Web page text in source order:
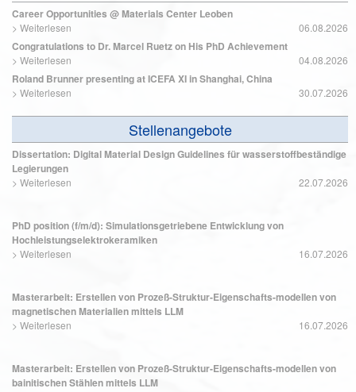
Career Opportunities @ Materials Center Leoben
> Weiterlesen 06.08.2026
Congratulations to Dr. Marcel Ruetz on His PhD Achievement
> Weiterlesen 04.08.2026
Roland Brunner presenting at ICEFA XI in Shanghai, China
> Weiterlesen 30.07.2026
Stellenangebote
Dissertation: Digital Material Design Guidelines für wasserstoffbeständige
Legierungen
> Weiterlesen 22.07.2026
PhD position (f/m/d): Simulationsgetriebene Entwicklung von
Hochleistungselektrokeramiken
> Weiterlesen 16.07.2026
Masterarbeit: Erstellen von Prozeß-Struktur-Eigenschafts-modellen von
magnetischen Materialien mittels LLM
> Weiterlesen 16.07.2026
Masterarbeit: Erstellen von Prozeß-Struktur-Eigenschafts-modellen von
bainitischen Stählen mittels LLM